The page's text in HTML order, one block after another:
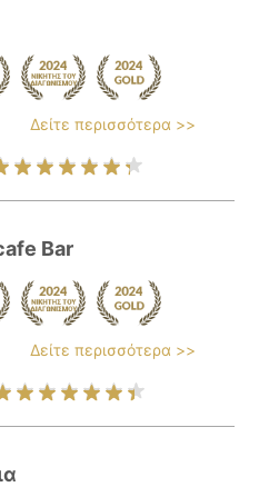
Δείτε περισσότερα >>
Bar
Δείτε περισσότερα >>